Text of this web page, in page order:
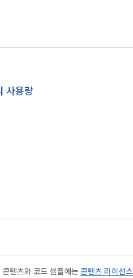
사용량
텐츠와 코드 샘플에는 콘텐츠 라이선스